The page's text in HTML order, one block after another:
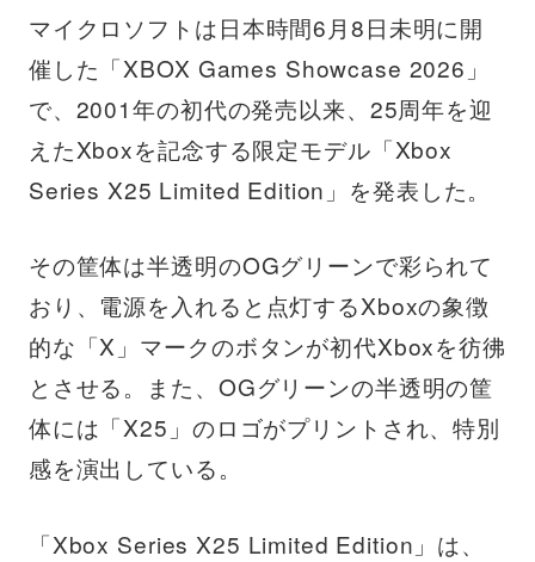
マイクロソフトは日本時間6月8日未明に開
催した「XBOX Games Showcase 2026」
で、2001年の初代の発売以来、25周年を迎
えたXboxを記念する限定モデル「Xbox
Series X25 Limited Edition」を発表した。
その筐体は半透明のOGグリーンで彩られて
おり、電源を入れると点灯するXboxの象徴
的な「X」マークのボタンが初代Xboxを彷彿
とさせる。また、OGグリーンの半透明の筐
体には「X25」のロゴがプリントされ、特別
感を演出している。
「Xbox Series X25 Limited Edition」は、